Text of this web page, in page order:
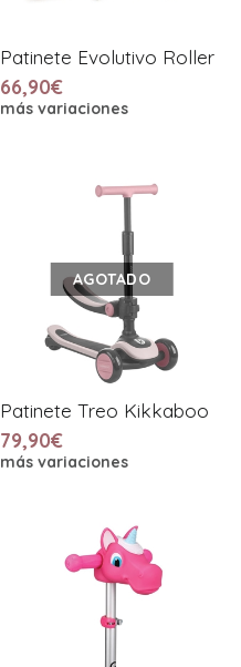
Patinete Evolutivo Roller
66,90€
más variaciones
AGOTADO
Patinete Treo Kikkaboo
79,90€
más variaciones